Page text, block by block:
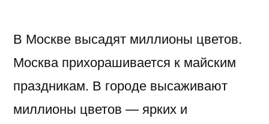
В Москве высадят миллионы цветов.
Москва прихорашивается к майским
праздникам. В городе высаживают
миллионы цветов — ярких и